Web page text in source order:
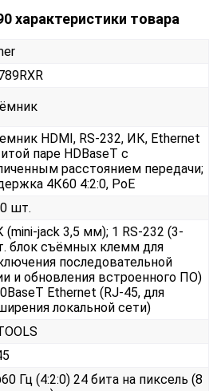
характеристики товара
HDMI, RS-232, ИК, Ethernet
паре HDBaseT с
расстоянием передачи;
4К60 4:2:0, PoE
шт.
(mini-jack 3,5 мм); 1 RS-232 (3-
блок съёмных клемм для
последовательной
и обновления встроенного ПО)
Ethernet (RJ-45, для
локальной сети)
Гц (4:2:0) 24 бита на пиксель (8